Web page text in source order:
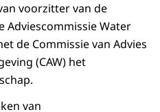
voorzitter van de
Adviescommissie Water
de Commissie van Advies
(CAW) het
van